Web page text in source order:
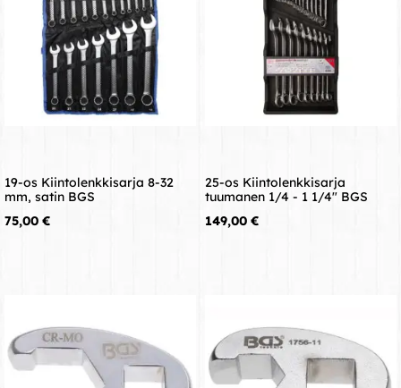
19-os Kiintolenkkisarja 8-32
mm, satin BGS
Hinta
75,00 €
25-os Kiintolenkkisarja
tuumanen 1/4 - 1 1/4" BGS
Hinta
149,00 €